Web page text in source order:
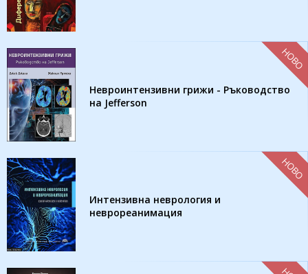
Невроинтензивни грижи - Ръководство
на Jefferson
НОВО
Интензивна неврология и
неврореанимация
НОВО